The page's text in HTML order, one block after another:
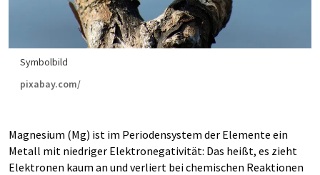
Symbolbild
pixabay.com/
Magnesium (Mg) ist im Periodensystem der Elemente ein
Metall mit niedriger Elektronegativität: Das heißt, es zieht
Elektronen kaum an und verliert bei chemischen Reaktionen